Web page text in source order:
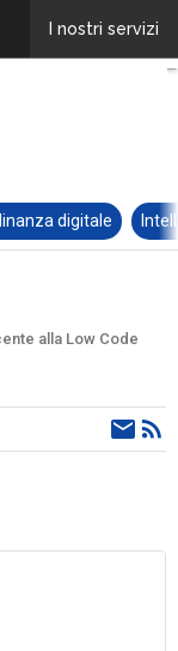
digitale
alla Low Code